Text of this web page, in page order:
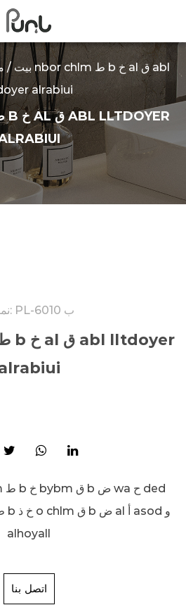
بيت/
alrabiui
نموذج: PL-6010 ب
ص nbor chlm ط b خ bybm ق b ض wa ح ded
alhoyall
اتصل بنا